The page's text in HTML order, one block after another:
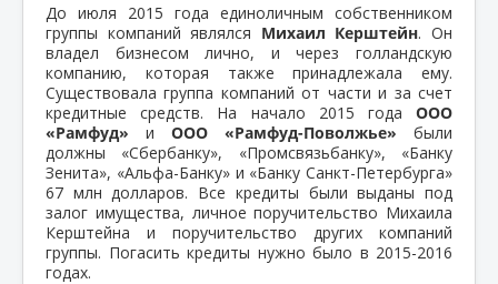
До июля 2015 года единоличным собственником
группы компаний являлся Михаил Керштейн. Он
владел бизнесом лично, и через голландскую
компанию, которая также принадлежала ему.
Существовала группа компаний от части и за счет
кредитные средств. На начало 2015 года ООО
«Рамфуд» и ООО «Рамфуд-Поволжье» были
должны «Сбербанку», «Промсвязьбанку», «Банку
Зенита», «Альфа-Банку» и «Банку Санкт-Петербурга»
67 млн долларов. Все кредиты были выданы под
залог имущества, личное поручительство Михаила
Керштейна и поручительство других компаний
группы. Погасить кредиты нужно было в 2015-2016
годах.